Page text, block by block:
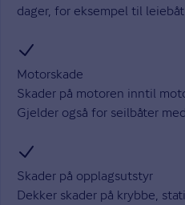
dager, for eksempel til
Motorskade
Skader på motoren inntil
Gjelder også for seilbåter
Skader på opplagsutstyr
Dekker skader på krybbe,